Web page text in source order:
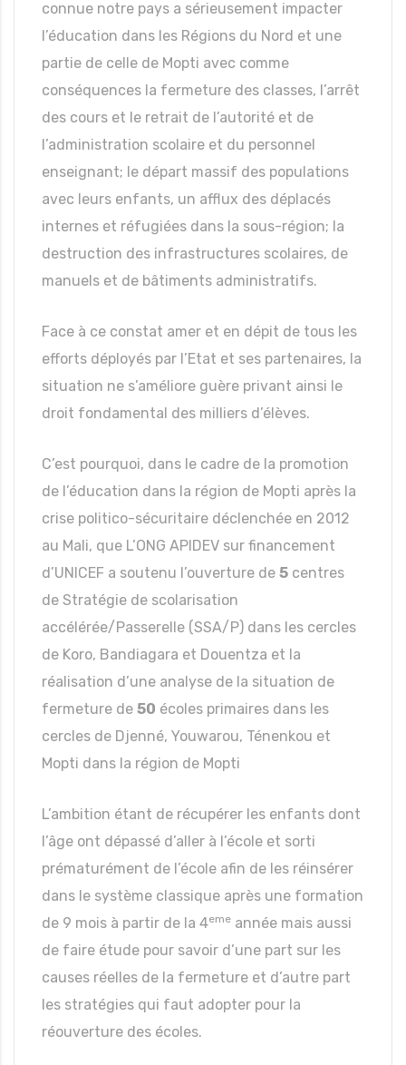
connue notre pays a sérieusement impacter
l’éducation dans les Régions du Nord et une
partie de celle de Mopti avec comme
conséquences la fermeture des classes, l’arrêt
des cours et le retrait de l’autorité et de
l’administration scolaire et du personnel
enseignant; le départ massif des populations
avec leurs enfants, un afflux des déplacés
internes et réfugiées dans la sous-région; la
destruction des infrastructures scolaires, de
manuels et de bâtiments administratifs.
Face à ce constat amer et en dépit de tous les
efforts déployés par l’Etat et ses partenaires, la
situation ne s’améliore guère privant ainsi le
droit fondamental des milliers d’élèves.
C’est pourquoi, dans le cadre de la promotion
de l’éducation dans la région de Mopti après la
crise politico-sécuritaire déclenchée en 2012
au Mali, que L’ONG APIDEV sur financement
d’UNICEF a soutenu l’ouverture de 5 centres
de Stratégie de scolarisation
accélérée/Passerelle (SSA/P) dans les cercles
de Koro, Bandiagara et Douentza et la
réalisation d’une analyse de la situation de
fermeture de 50 écoles primaires dans les
cercles de Djenné, Youwarou, Ténenkou et
Mopti dans la région de Mopti
L’ambition étant de récupérer les enfants dont
l’âge ont dépassé d’aller à l’école et sorti
prématurément de l’école afin de les réinsérer
dans le système classique après une formation
de 9 mois à partir de la 4eme année mais aussi
de faire étude pour savoir d’une part sur les
causes réelles de la fermeture et d’autre part
les stratégies qui faut adopter pour la
réouverture des écoles.